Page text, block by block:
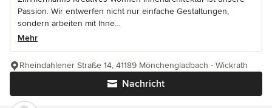
Passion. Wir entwerfen nicht nur einfache Gestaltungen,
sondern arbeiten mit Ihne...
Mehr
Nachricht
Rheindahlener Straße 14, 41189 Mönchengladbach - Wickrath